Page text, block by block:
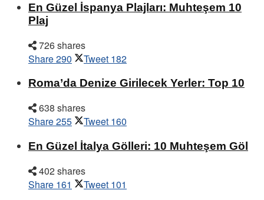
En Güzel İspanya Plajları: Muhteşem 10
Plaj
726 shares
Share290 Tweet 182
Roma’da Denize Girilecek Yerler: Top 10
638 shares
Share255 Tweet 160
En Güzel İtalya Gölleri: 10 Muhteşem Göl
402 shares
Share 161 Tweet 101